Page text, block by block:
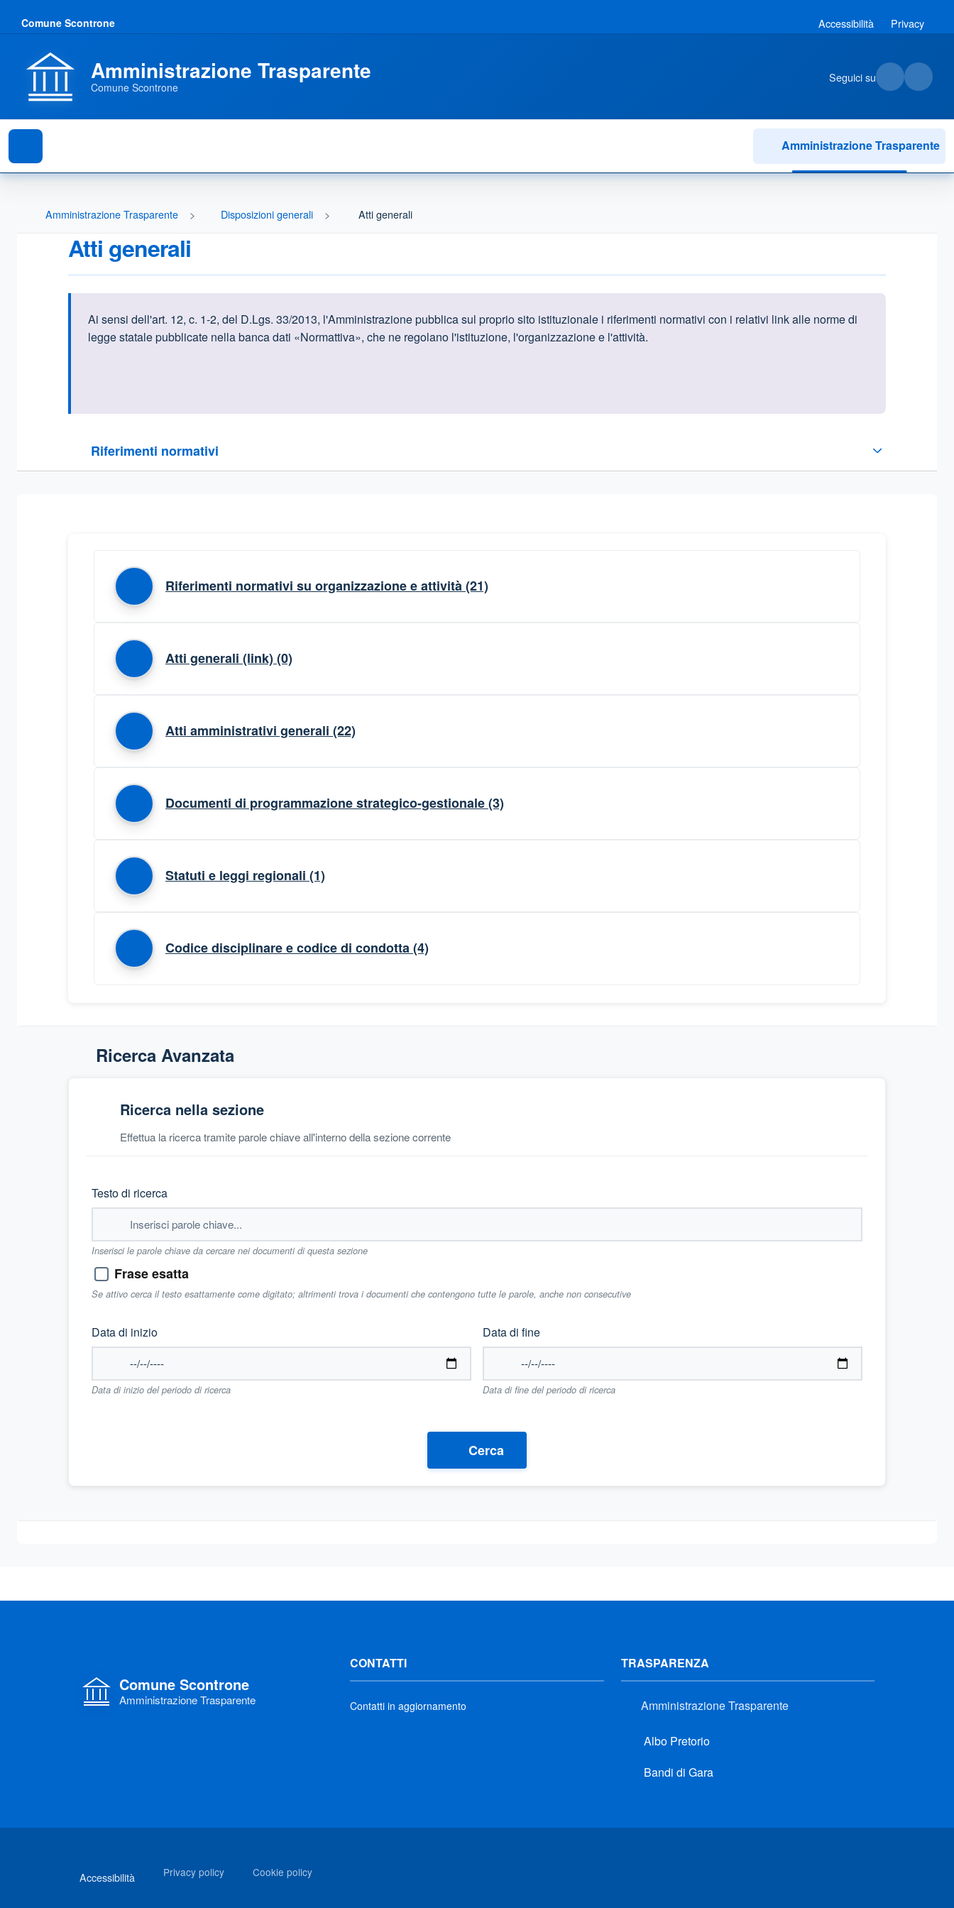
Comune Scontrone Accessibilità Privacy
Amministrazione Trasparente
Comune Scontrone
Seguici su
Amministrazione Trasparente
Amministrazione Trasparente Disposizioni generali Atti generali
Atti generali
Informazioni introduttive
Ai sensi dell'art. 12, c. 1-2, del D.Lgs. 33/2013, l'Amministrazione pubblica sul proprio sito istituzionale i riferimenti normativi con i relativi link alle norme di
legge statale pubblicate nella banca dati «Normattiva», che ne regolano l'istituzione, l'organizzazione e l'attività.
Riferimenti normativi
Sezione compressa
Riferimenti normativi su organizzazione e attività(21)
Atti generali (link)(0)
Atti amministrativi generali (22)
Documenti di programmazione strategico-gestionale(3)
Statuti e leggi regionali (1)
Codice disciplinare e codice di condotta(4)
Ricerca Avanzata
Ricerca nella sezione
Effettua la ricerca tramite parole chiave all'interno della sezione corrente
Testo di ricerca
Inserisci le parole chiave da cercare nei documenti di questa sezione
Frase esatta
Se attivo cerca il testo esattamente come digitato; altrimenti trova i documenti che contengono tutte le parole, anche non consecutive
Data di inizio
Data di inizio del periodo di ricerca
Data di fine
Data di fine del periodo di ricerca
Cerca
Comune Scontrone
Amministrazione Trasparente
CONTATTI
Contatti in aggiornamento
TRASPARENZA
Amministrazione Trasparente
Albo Pretorio
Bandi di Gara
Accessibilità Privacy policy Cookie policy